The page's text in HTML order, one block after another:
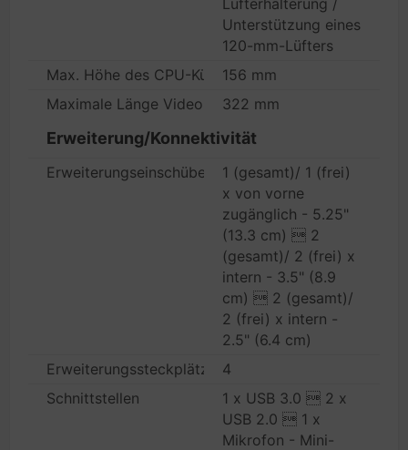
Lüfterhalterung /
Unterstützung eines
120-mm-Lüfters
Max. Höhe des CPU-Kühlers156 mm
Maximale Länge Videokarte322 mm
Erweiterung/Konnektivität
Erweiterungseinschübe
1 (gesamt)/ 1 (frei)
x von vorne
zugänglich - 5.25"
(13.3 cm)  2
(gesamt)/ 2 (frei) x
intern - 3.5" (8.9
cm)  2 (gesamt)/
2 (frei) x intern -
2.5" (6.4 cm)
Erweiterungssteckplätze
4
Schnittstellen
1 x USB 3.0  2 x
USB 2.0  1 x
Mikrofon - Mini-